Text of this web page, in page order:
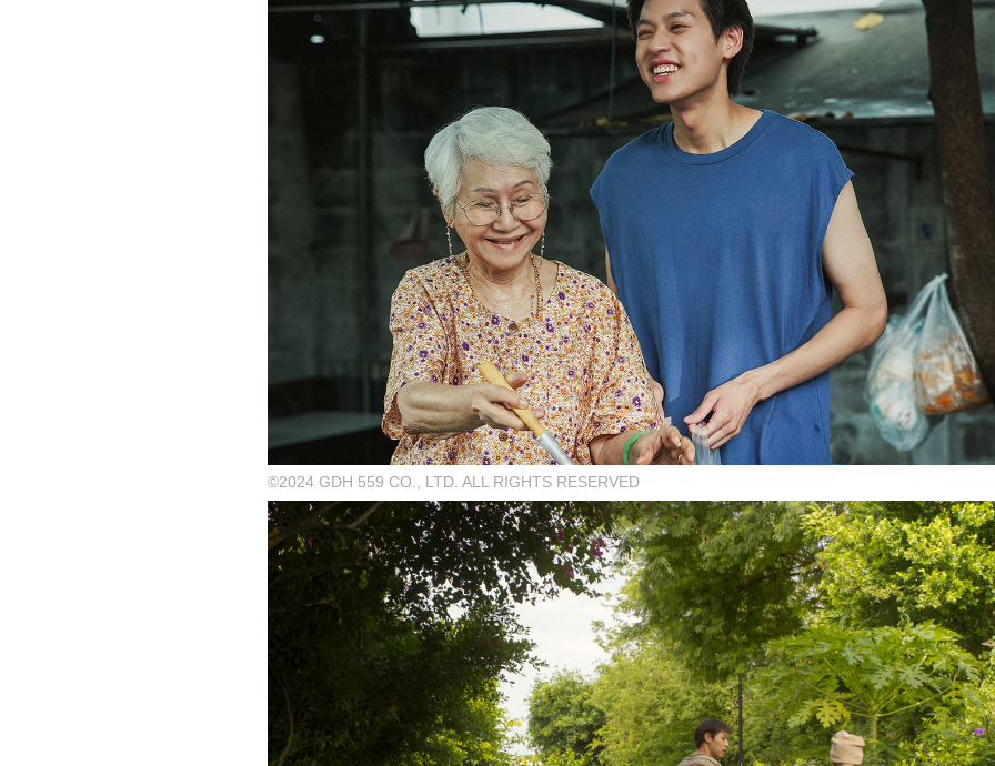
©2024 GDH 559 CO., LTD. ALL RIGHTS RESERVED